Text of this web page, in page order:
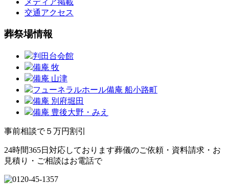
交通アクセス
葬祭場情報
判田台会館
備庵 牧
備庵 山津
フューネラルホール備庵 船小路町
備庵 別府堀田
備庵 豊後大野・みえ
事前相談で５万円割引
24時間365日対応しております葬儀のご依頼・資料請求・お
見積り・ご相談はお電話で